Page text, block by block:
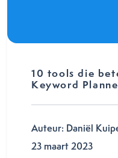
10 tools die
Keyword
Auteur: Daniël
23 maart 2023